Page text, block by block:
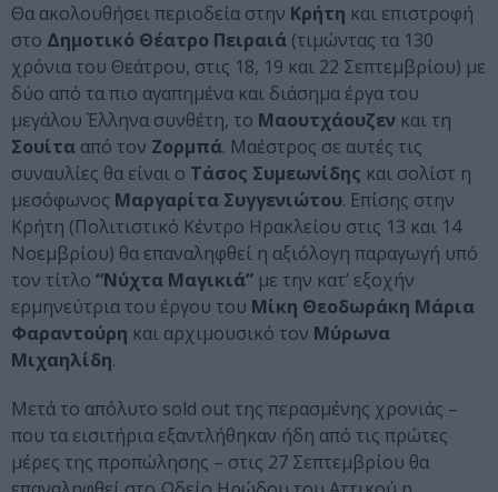
Θα ακολουθήσει περιοδεία στην Κρήτη και επιστροφή
στο Δημοτικό Θέατρο Πειραιά (τιμώντας τα 130
χρόνια του Θεάτρου, στις 18, 19 και 22 Σεπτεμβρίου) με
δύο από τα πιο αγαπημένα και διάσημα έργα του
μεγάλου Έλληνα συνθέτη, το Μαουτχάουζεν και τη
Σουίτα από τον Ζορμπά. Μαέστρος σε αυτές τις
συναυλίες θα είναι ο Τάσος Συμεωνίδης και σολίστ η
μεσόφωνος Μαργαρίτα Συγγενιώτου. Επίσης στην
Κρήτη (Πολιτιστικό Κέντρο Ηρακλείου στις 13 και 14
Νοεμβρίου) θα επαναληφθεί η αξιόλογη παραγωγή υπό
τον τίτλο “Νύχτα Μαγικιά” με την κατ’ εξοχήν
ερμηνεύτρια του έργου του Μίκη Θεοδωράκη Μάρια
Φαραντούρη και αρχιμουσικό τον Μύρωνα
Μιχαηλίδη.
Μετά το απόλυτο sold out της περασμένης χρονιάς –
που τα εισιτήρια εξαντλήθηκαν ήδη από τις πρώτες
μέρες της προπώλησης – στις 27 Σεπτεμβρίου θα